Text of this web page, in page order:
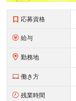
応募資格
給与
勤務地
働き方
残業時間